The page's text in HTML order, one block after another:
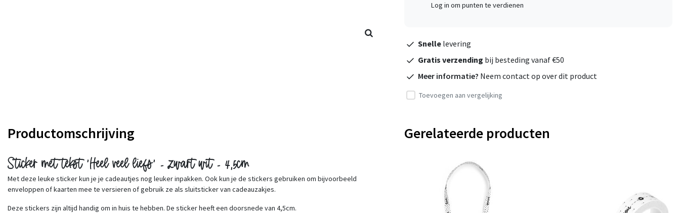
Log in om punten te verdienen
Snelle levering
Gratis verzending bij besteding vanaf €50
Meer informatie? Neem contact op over dit product
Toevoegen aan vergelijking
Productomschrijving
Sticker met tekst 'Heel veel liefs' - zwart wit - 4,5cm
Met deze leuke sticker kun je je cadeautjes nog leuker inpakken. Ook kun je de stickers gebruiken om bijvoorbeeld
enveloppen of kaarten mee te versieren of gebruik ze als sluitsticker van cadeauzakjes.
Deze stickers zijn altijd handig om in huis te hebben. De sticker heeft een doorsnede van 4,5cm.
Gerelateerde producten